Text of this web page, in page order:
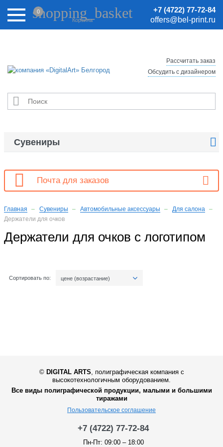
Внимание! Цены на сайте могут быть неактуальными.
Актуальные цены уточняйте у менеджеров.
+7 (4722) 77-72-84
offers@bel-print.ru
shopping_basket
Корзина
0

Рассчитать заказ
Обсудить с дизайнером
Сувениры 
 Почта для заказов
Главная Сувениры Автомобильные аксессуары
Для салона
Держатели для очков
Держатели для очков с логотипом
Сортировать по: цене (возрастание)
© DIGITAL ARTS
полиграфическая компания с
высокотехнологичным оборудованием.
Все виды полиграфической продукции, малыми и большими
тиражами
Пользовательское соглашение
+7 (4722) 77-72-84
Пн-Пт: 09:00 – 18:00